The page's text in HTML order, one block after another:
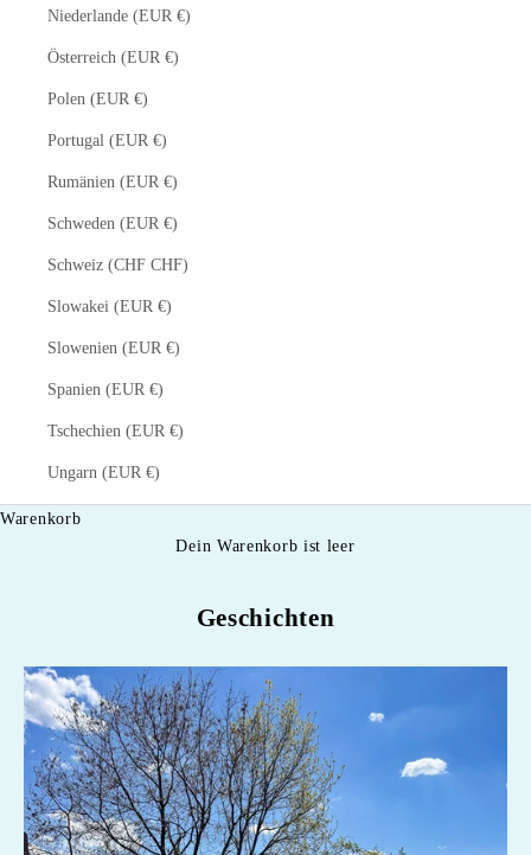
Niederlande (EUR €)
Österreich (EUR €)
Polen (EUR €)
Portugal (EUR €)
Rumänien (EUR €)
Schweden (EUR €)
Schweiz (CHF CHF)
Slowakei (EUR €)
Slowenien (EUR €)
Spanien (EUR €)
Tschechien (EUR €)
Ungarn (EUR €)
Warenkorb
Dein Warenkorb ist leer
Geschichten